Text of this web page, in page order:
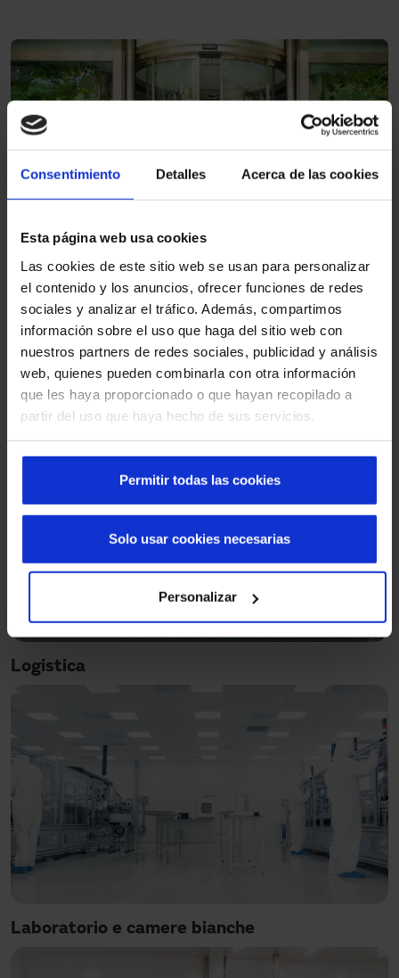
Consentimiento Detalles Acerca de las cookies
Esta página web usa cookies
Las cookies de este sitio web se usan para personalizar
el contenido y los anuncios, ofrecer funciones de redes
sociales y analizar el tráfico. Además, compartimos
información sobre el uso que haga del sitio web con
nuestros partners de redes sociales, publicidad y análisis
web, quienes pueden combinarla con otra información
que les haya proporcionado o que hayan recopilado a
partir del uso que haya hecho de sus servicios.
Permitir todas las cookies
Personalizar
Solo usar cookies necesarias
1
Porta scorrevole automatica curva
e semicircolare
Altri settori
Logistica
Laboratorio e camere bianche